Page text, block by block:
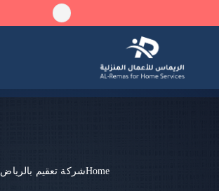
Homeشركة تعقيم بالرياض